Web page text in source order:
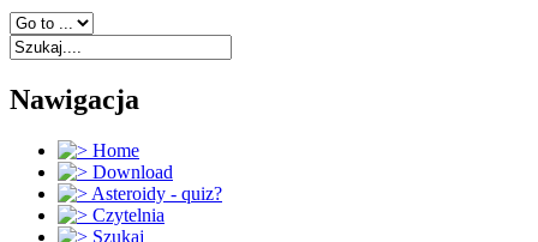
Nawigacja
Home
Download
Asteroidy - quiz?
Czytelnia
Szukaj